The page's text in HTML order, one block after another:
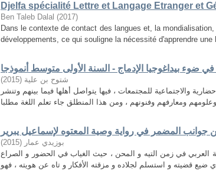
Djelfa spécialité Lettre et Langage Etranger et
Ben Taleb Dalal (2017)
Dans le contexte de contact des langues et, la
développements, ce qui souligne la nécessité d'apprendre
في ضوء بیداغوجیا الإدماج - السنة الأولى متوسط أنموذجا
شتوح بن علیة (
2015
)
والاجتماعية للمجتمعات ، فيها يتواصل أهلها فيما بينهم وتنشر
جوانب المضمر في رواية وصية المعتوه لإسماعيل يبرير
بوزيدي عمار (
2015
)
في زمن التيه و المحن ، حيث الغياب في الحضور و الصراع